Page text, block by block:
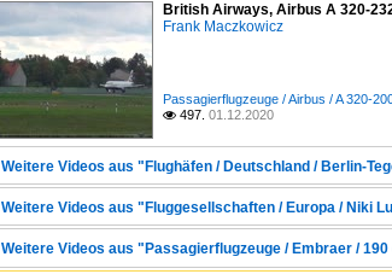
British Airways, Airbus A 320-
Frank Maczkowicz
Passagierflugzeuge / Airbus / A 320-
 497. 01.12.2020
Weitere Videos aus "Flughäfen / Deutschland / Berlin-
Weitere Videos aus "Fluggesellschaften / Europa / Niki
Weitere Videos aus "Passagierflugzeuge / Embraer / 190